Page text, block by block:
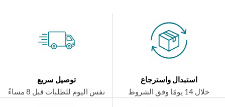
استبدال واسترجاع
توصيل سريع
نفس اليوم للطلبات قبل 8 مساءً